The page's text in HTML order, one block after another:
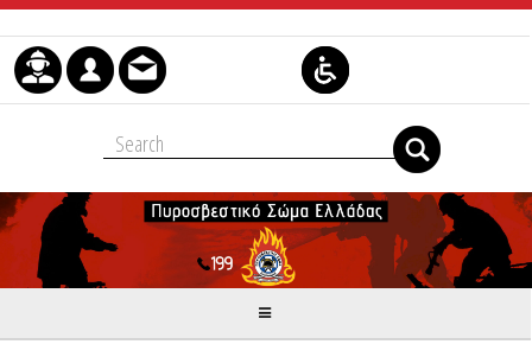
Μετάβαση στο περιεχόμενο